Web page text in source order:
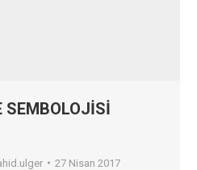
SEMBOLOJİSİ
27 Nisan 2017